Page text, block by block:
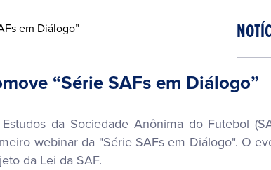
“Série SAFs em Diálogo”
da Sociedade Anônima do Futebol
webinar da "Série SAFs em Diálogo". O
da Lei da SAF.